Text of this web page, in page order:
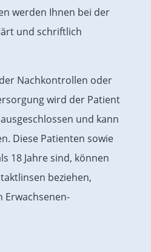
werden Ihnen bei der
und schriftlich
Nachkontrollen oder
wird der Patient
und kann
Diese Patienten sowie
18 Jahre sind, können
beziehen,
Erwachsenen-